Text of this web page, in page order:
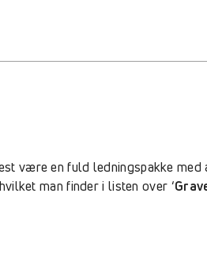
være en fuld ledningspakke
man finder i listen over ‘